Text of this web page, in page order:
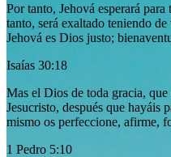
Por tanto, Jehová esperará
tanto, será exaltado teniendo
Jehová es Dios justo;
Isaías 30:18
Mas el Dios de toda gracia,
Jesucristo, después que hayáis
mismo os perfeccione, afirme,
1 Pedro 5:10